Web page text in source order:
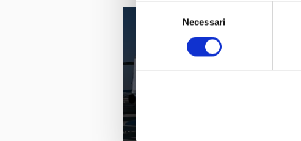
Selezione
Necessari